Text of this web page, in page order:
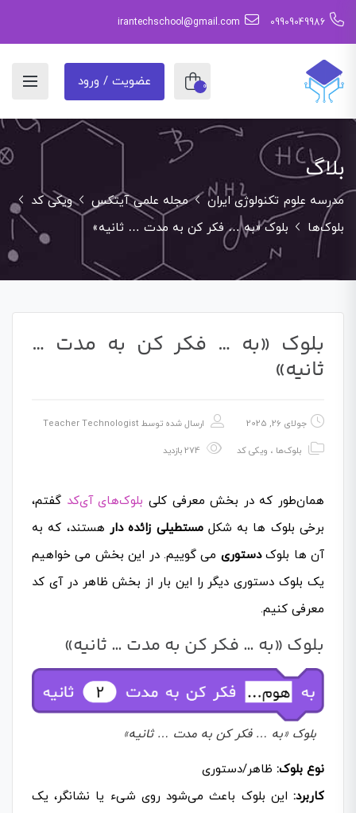
09909049986
irantechschool@gmail.com
0 عضویت / ورود
بلاگ
مدرسه علوم تکنولوژی ایران مجله علمی آیتکس
ویکی کد
بلوک‌ها
بلوک «به … فکر کن به مدت … ثانیه»
بلوک «به … فکر کن به مدت …
ثانیه»
جولای 26, 2025 ارسال شده توسط Teacher Technologist
بلوک‌ها ، ویکی کد
همان‌طور که در بخش معرفی کلی بلوک‌های آی‌کد گفتم،
برخی بلوک ها به شکلمستطیلی زائده دار هستند، که به
آن ها بلوکدستوری می گوییم. در این بخش می خواهیم
یک بلوک دستوری دیگر را این بار از بخش ظاهر در آی کد
معرفی کنیم.
بلوک «به … فکر کن به مدت … ثانیه»
بلوک «به … فکر کن به مدت … ثانیه»
نوع بلوک: ظاهر/دستوری
کاربرد: این بلوک باعث می‌شود روی شیء یا نشانگر، یک